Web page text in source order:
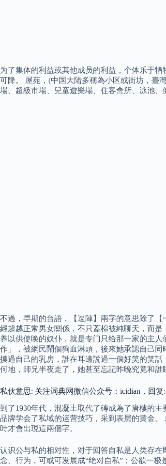
为了集体的利益或其他成员的利益，个体乐于
可降。 屋苑，(中国大陆多稱為小区或街坊，臺
場、超級市場、兒童遊樂場、住客會所、泳池
不過，早期的台語，【逗陣】兩字的意思除了
經超越正常男女關係，不只蓋棉被純聊天，而
养以供使唤的奴仆，就是专门只给那一家的主
作」，被網民鬧個狗血淋頭，後來她承認自己
摸過自己的乳房，誰在耳邊說過一個好笑的笑
何地，師兄半夜走了，她甚至忘記昨晚究竟和誰
私伙意思: 关注词典网微信公众号：icidian，回复
到了1930年代，混凝土取代了磚成為了唐樓的
品牌学会了私域的运营技巧，采到表层的黄金
時才會出現這兩個字。
认识公与私的相对性，对于回答自私是人类存
念、行为，可或可发展成“绝对自私”；公欲一